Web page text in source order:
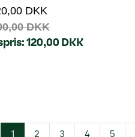
DKK
DKK
120,00 DKK
1 2 3 4 5